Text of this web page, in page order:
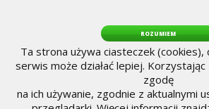
ROZUMIEM
Ta strona używa ciasteczek (cookies),
serwis może działać lepiej.
zgodę
na ich używanie, zgodnie z aktualnymi